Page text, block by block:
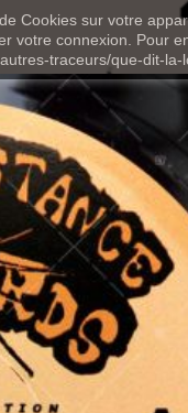
Cookies sur votre
connexion. Pour
traceurs/que-dit-la-